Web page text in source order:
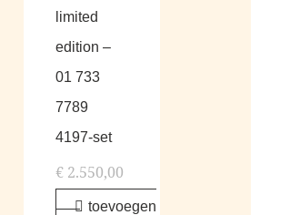
limited
edition –
01 733
7789
4197-set
€2.550,00
toevoegen